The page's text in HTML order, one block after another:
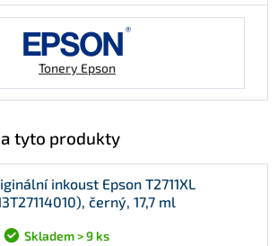
Tonery Epson
tyto produkty
inkoust Epson T2711XL
černý, 17,7 ml
Skladem > 9 ks